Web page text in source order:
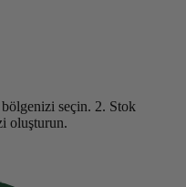
seçin. 2. Stok
oluşturun.